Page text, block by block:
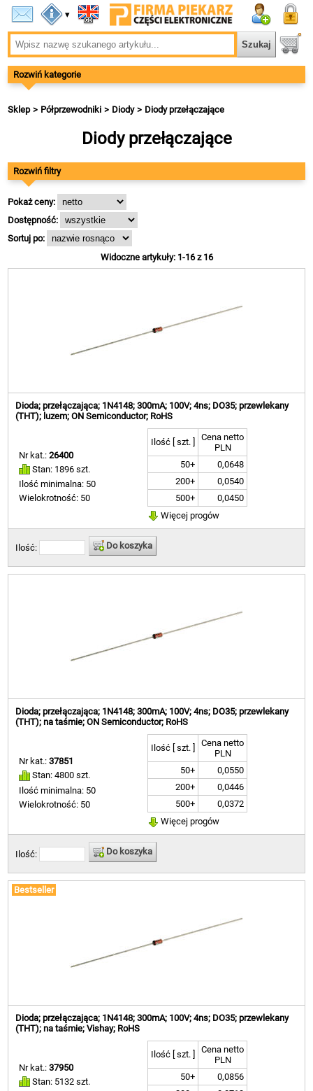
▾
Rozwiń kategorie
Sklep Półprzewodniki Diody Diody przełączające
Diody przełączające
Rozwiń filtry
Pokaż ceny:
Dostępność:
Sortuj po:
Widoczne artykuły: 1-16 z 16
Dioda; przełączająca; 1N4148; 300mA; 100V; 4ns; DO35; przewlekany
(THT); luzem; ON Semiconductor; RoHS
Nr kat.:26400
Stan: 1896 szt.
Ilość minimalna: 50
Wielokrotność: 50
Ilość [ szt. ]
Cena netto
PLN
50+
0,0648
200+
0,0540
500+
0,0450
Więcej progów
Ilość: Do koszyka
Dioda; przełączająca; 1N4148; 300mA; 100V; 4ns; DO35; przewlekany
(THT); na taśmie; ON Semiconductor; RoHS
Nr kat.:37851
Stan: 4800 szt.
Ilość minimalna: 50
Wielokrotność: 50
Ilość [ szt. ]
Cena netto
PLN
50+
0,0550
200+
0,0446
500+
0,0372
Więcej progów
Ilość: Do koszyka
Bestseller
Dioda; przełączająca; 1N4148; 300mA; 100V; 4ns; DO35; przewlekany
(THT); na taśmie; Vishay; RoHS
Nr kat.:37950
Stan: 5132 szt.
Ilość [ szt. ]
Cena netto
PLN
50+
0,0856